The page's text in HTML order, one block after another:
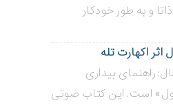
و به طور خودکار
اکهارت تله
راهنمای بیداری
است. این کتاب صوتی